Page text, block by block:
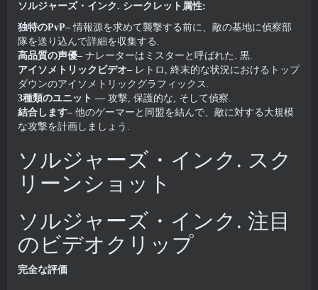
ソルジャーズ・インク. シークレット属性:
独特のPvP–情報源を求めて襲撃する前に、敵の基地に偵察部
隊を送り込んで詳細を収集する.
高品質の声優– ナレーターはミスターと呼ばれた. 黒.
アイソメトリックビデオ– レトロ, 終末的な状況におけるトップ
ダウンのアイソメトリックグラフィックス.
3種類のユニット — 攻撃, 保護的な, そして偵察.
結合します– 他のゲーマーと同盟を結んで、敵に対する大規模
な攻撃を計画しましょう.
ソルジャーズ・インク. スク
リーンショット
ソルジャーズ・インク. 注目
のビデオクリップ
完全な評価